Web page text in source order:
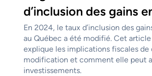
d’inclusion des gains
En 2024, le taux d’inclusion des
au Québec a été modifié. Cet
explique les implications fiscales
modification et comment elle peut
investissements.